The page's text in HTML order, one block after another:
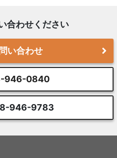
合わせください
い合わせ
946-0840
946-9783